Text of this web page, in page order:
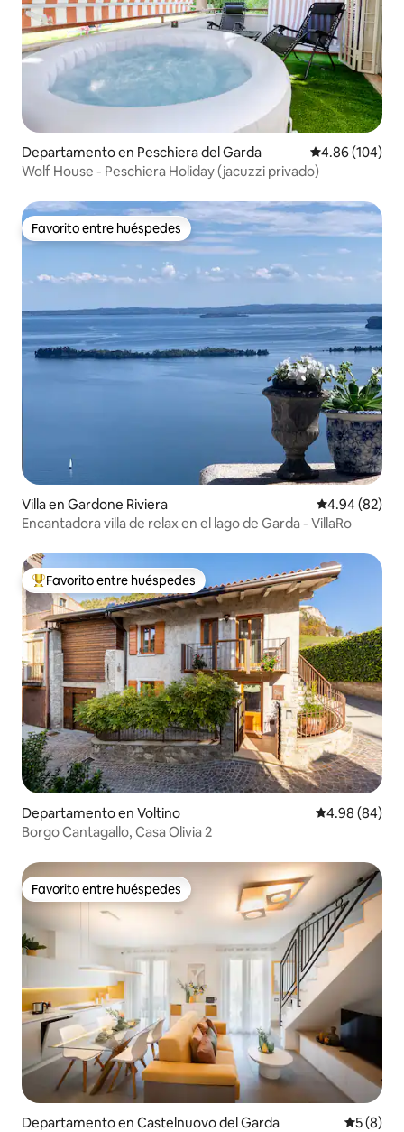
Departamento en Peschiera del Garda Calificación
4.86 (104)
Wolf House - Peschiera Holiday (jacuzzi privado)
Favorito entre huéspedes
Favorito entre huéspedes
Villa en Gardone Riviera Calificación
4.94 (82)
Encantadora villa de relax en el lago de Garda - VillaRo
De los mejores en Favorito entre huéspedes
Favorito entre huéspedes
Departamento en Voltino Calificación
4.98 (84)
Borgo Cantagallo, Casa Olivia 2
Favorito entre huéspedes
Favorito entre huéspedes
Departamento en Castelnuovo del Garda
5 (8)